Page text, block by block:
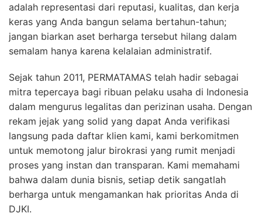
adalah representasi dari reputasi, kualitas, dan kerja
keras yang Anda bangun selama bertahun-tahun;
jangan biarkan aset berharga tersebut hilang dalam
semalam hanya karena kelalaian administratif.
Sejak tahun 2011, PERMATAMAS telah hadir sebagai
mitra tepercaya bagi ribuan pelaku usaha di Indonesia
dalam mengurus legalitas dan perizinan usaha. Dengan
rekam jejak yang solid yang dapat Anda verifikasi
langsung pada daftar klien kami, kami berkomitmen
untuk memotong jalur birokrasi yang rumit menjadi
proses yang instan dan transparan. Kami memahami
bahwa dalam dunia bisnis, setiap detik sangatlah
berharga untuk mengamankan hak prioritas Anda di
DJKI.